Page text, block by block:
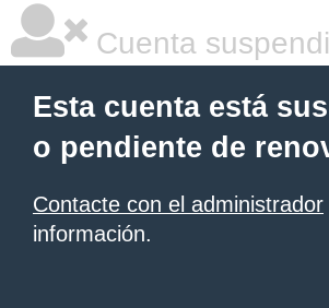
Cuenta
Esta cuenta está
o pendiente de
Contacte con el administrador
información.